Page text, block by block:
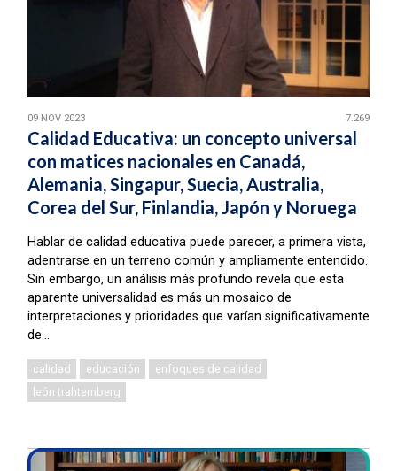
09 NOV 2023 7.269
Calidad Educativa: un concepto universal
con matices nacionales en Canadá,
Alemania, Singapur, Suecia, Australia,
Corea del Sur, Finlandia, Japón y Noruega
Hablar de calidad educativa puede parecer, a primera vista,
adentrarse en un terreno común y ampliamente entendido.
Sin embargo, un análisis más profundo revela que esta
aparente universalidad es más un mosaico de
interpretaciones y prioridades que varían significativamente
de...
calidad educación
enfoques de calidad
león trahtemberg